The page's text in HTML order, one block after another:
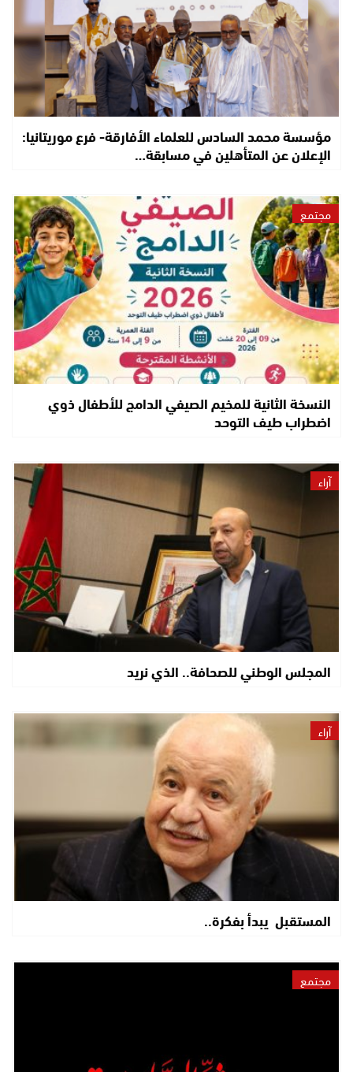
مؤسسة محمد السادس للعلماء الأفارقة- فرع موريتانيا:
الإعلان عن المتأهلين في مسابقة…
مجتمع
النسخة الثانية للمخيم الصيفي الدامج للأطفال ذوي
اضطراب طيف التوحد
آراء
المجلس الوطني للصحافة.. الذي نريد
آراء
المستقبل يبدأ بفكرة..
مجتمع